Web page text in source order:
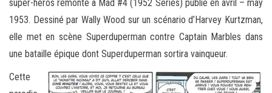
super-héros remonte à Mad #4 (1952 Series) publié en avril – may
1953. Dessiné par Wally Wood sur un scénario d’Harvey Kurtzman,
elle met en scène Superduperman contre Captain Marbles dans
une bataille épique dont Superduperman sortira vainqueur.
Cette